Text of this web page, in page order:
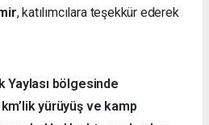
, katılımcılara teşekkür ederek
Yaylası bölgesinde
yürüyüş ve kamp